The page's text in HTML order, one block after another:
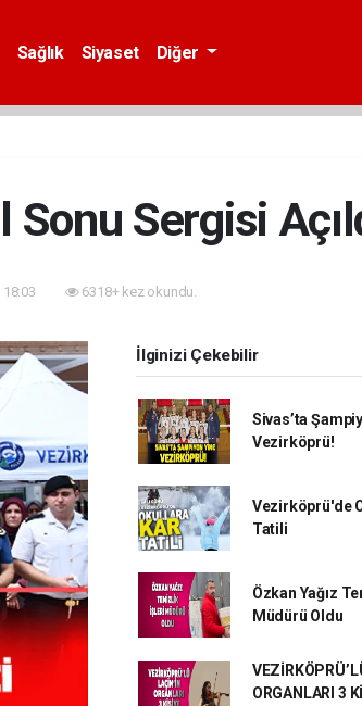
Sağlık Siyaset Diğer
Sergisi
6318+ kez okundu.
İlginizi Çekebilir
Sivas’ta
Vezirköprü!
Vezirköprü'de
Tatili
Özkan Yağız
Müdürü Oldu
ORGANLARI 3